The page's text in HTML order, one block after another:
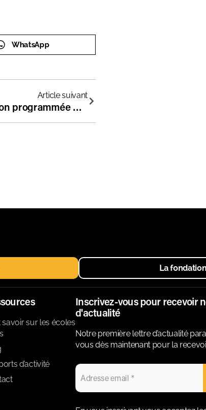
WhatsApp
Article suivant
[Réforme] Avec la disparition programmée des CIO, quel conseil à l’orientation pour les élèves des écoles privées ?
La fondation
savoir sur les écoles
d’activité
Inscrivez-vous pour recevoir
d'actualité
Notre première lettre d’actualité
vous dès maintenant pour la